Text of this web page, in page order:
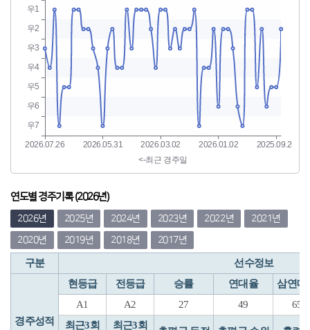
연도별 경주기록 (2026년)
2026년 2025년 2024년 2023년 2022년
2021년
2020년
2019년 2018년 2017년
구분 선수정보
경주성적
현등급 전등급 승률 연대율
삼연대
A1
A2 27 49
65
최근3회
최근3회